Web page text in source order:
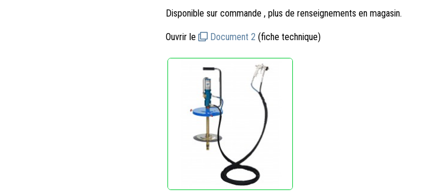
Disponible sur commande , plus de renseignements en magasin.
Ouvrir le Document 2 (fiche technique)